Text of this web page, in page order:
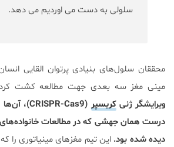
سلولی به دست می اوردیم می دهد.
مینی مغز سه بعدی جهت مطالعه کشت
ویرایشگر ژنیکریسپر
درست همان جهشی که در مطالعات خانواده‌های
دیده شده بود. این تیم مغزهای مینیاتوری را